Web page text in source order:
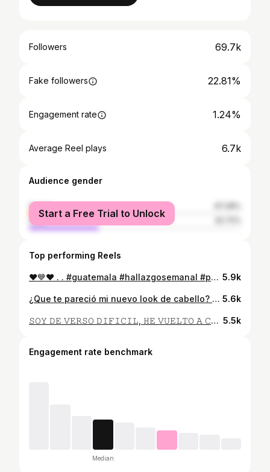
Followers 69.7k
Fake followers 22.81%
Engagement rate 1.24%
Average Reel plays 6.7k
Audience gender
female
male
Start a Free Trial to Unlock
Top performing Reels
❤️💙❤️ . . #guatemala #hallazgosemanal #portra_vision 5.9k
¿Que te pareció mi nuevo look de cabello? Comenta aquí abajito 👇🏼 Mi cabello gracias a @beautyproguatemala 😍 . . . #portra_vision #lovemehair #guatemala 5.6k
𝚂𝙾𝚈 𝙳𝙴 𝚅𝙴𝚁𝚂𝙾 𝙳𝙸𝙵𝙸𝙲𝙸𝙻, 𝙷𝙴 𝚅𝚄𝙴𝙻𝚃𝙾 𝙰 𝙲𝙰𝙼𝙸𝙽𝙰𝚁 𝙿𝙾𝚁 𝙴𝚂𝚃𝙰𝚁 𝙳𝙾𝙽𝙳𝙴 𝚀𝚄𝙸𝙴𝚁𝙾 𝙴𝚂𝚃𝙰𝚁; 𝙰𝙻 𝙵𝙸𝙽𝙰𝙻 𝙳𝙴 𝚃𝙾𝙳𝙾 𝙾 𝚃𝙴 𝚃𝙸𝙴𝙽𝙴𝚂 𝙰 𝚃𝙸 𝙼𝙸𝚂𝙼𝙰 𝙾 𝙽𝙾 𝚃𝙸𝙴𝙽𝙴𝚂 𝙽𝙰𝙳𝙰. ✨🦄 . Estás calcetas de 𝚈𝙾 𝙰𝙽𝚃𝙴𝚂 𝙳𝙴 𝚃𝙸 las pueden conseguí en @dismarcgt 🐝 ¿Ustedes aman este calorcito? ☀️👙 . . . #guatemala #portraitphotography #portrait_vision #modelgt #parqueacuaticoaquaventura #yeyophotos #veranoentg #summer2020 5.5k
Engagement rate benchmark
Median